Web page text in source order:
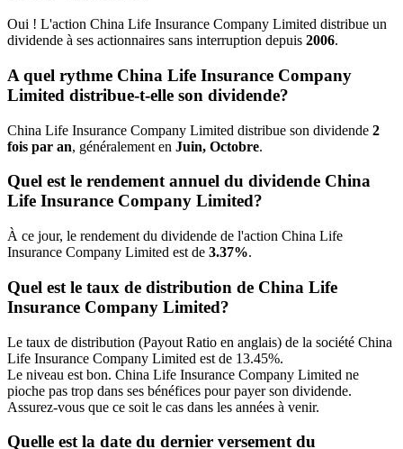
Oui ! L'action China Life Insurance Company Limited distribue un
dividende à ses actionnaires sans interruption depuis 2006.
A quel rythme China Life Insurance Company
Limited distribue-t-elle son dividende?
China Life Insurance Company Limited distribue son dividende 2
fois par an, généralement en Juin, Octobre.
Quel est le rendement annuel du dividende China
Life Insurance Company Limited?
À ce jour, le rendement du dividende de l'action China Life
Insurance Company Limited est de 3.37%.
Quel est le taux de distribution de China Life
Insurance Company Limited?
Le taux de distribution (Payout Ratio en anglais) de la société China
Life Insurance Company Limited est de 13.45%.
Le niveau est bon. China Life Insurance Company Limited ne
pioche pas trop dans ses bénéfices pour payer son dividende.
Assurez-vous que ce soit le cas dans les années à venir.
Quelle est la date du dernier versement du